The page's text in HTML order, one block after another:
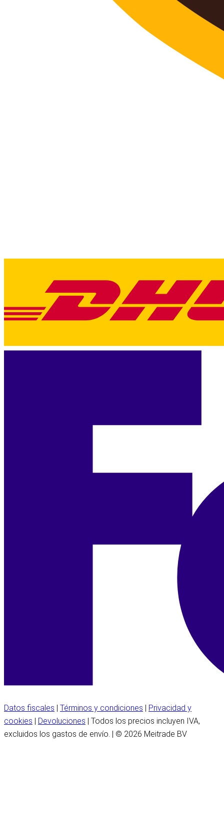
Datos fiscales | Términos y condiciones | Privacidad y
cookies | Devoluciones | Todos los precios incluyen IVA,
excluidos los gastos de envío. | © 2026 Meitrade BV